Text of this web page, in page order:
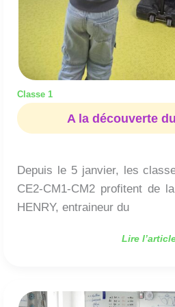
Classe 1
A la découverte
Depuis le 5 janvier, les
CE2-CM1-CM2 profitent de
HENRY, entraineur du
Lire
Champions